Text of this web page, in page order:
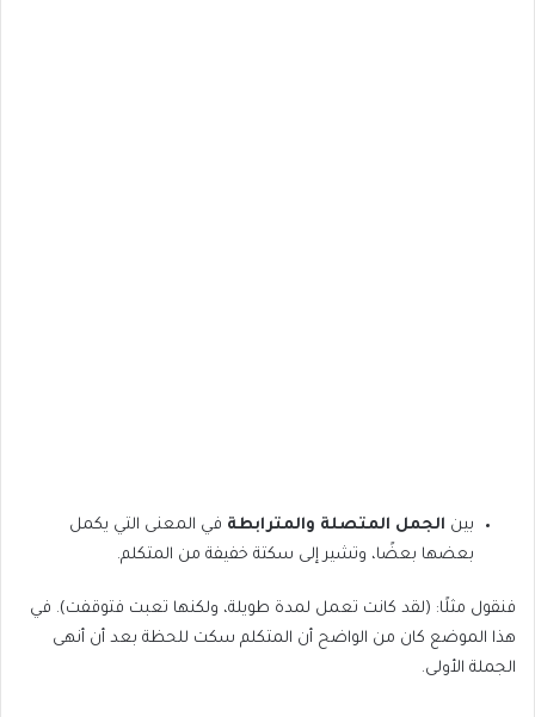
بين الجمل المتصلة والمترابطة في المعنى التي يكمل
بعضها بعضًا، وتشير إلى سكتة خفيفة من المتكلم.
فنقول مثلًا: (لقد كانت تعمل لمدة طويلة، ولكنها تعبت فتوقفت). في
هذا الموضع كان من الواضح أن المتكلم سكت للحظة بعد أن أنهى
الجملة الأولى.